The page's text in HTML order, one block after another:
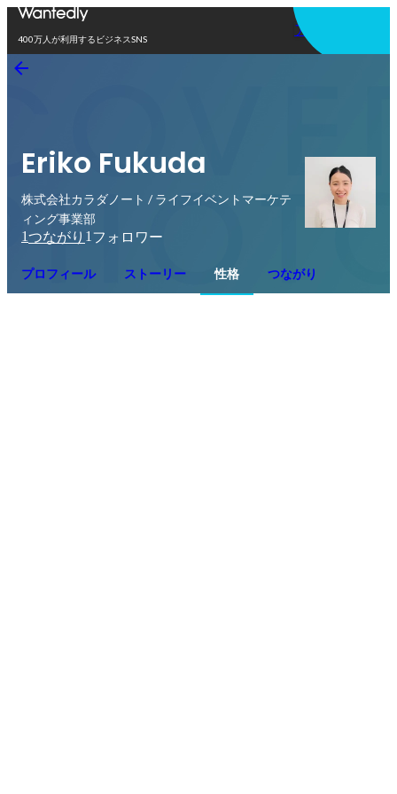
400万人が利用するビジネスSNS
アプリを使う
Eriko Fukuda
株式会社カラダノート / ライフイベントマーケテ
ィング事業部
1つながり 1 フォロワー
プロフィール ストーリー 性格 つながり